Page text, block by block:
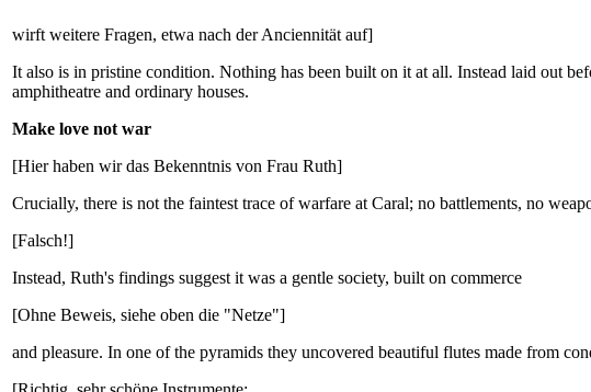
wirft weitere Fragen, etwa nach der Anciennität auf]
It also is in pristine condition. Nothing has been built on it at all. Instead laid out
amphitheatre and ordinary houses.
Make love not war
[Hier haben wir das Bekenntnis von Frau Ruth]
Crucially, there is not the faintest trace of warfare at Caral; no battlements, no
[Falsch!]
Instead, Ruth's findings suggest it was a gentle society, built on commerce
[Ohne Beweis, siehe oben die "Netze"]
and pleasure. In one of the pyramids they uncovered beautiful flutes made from